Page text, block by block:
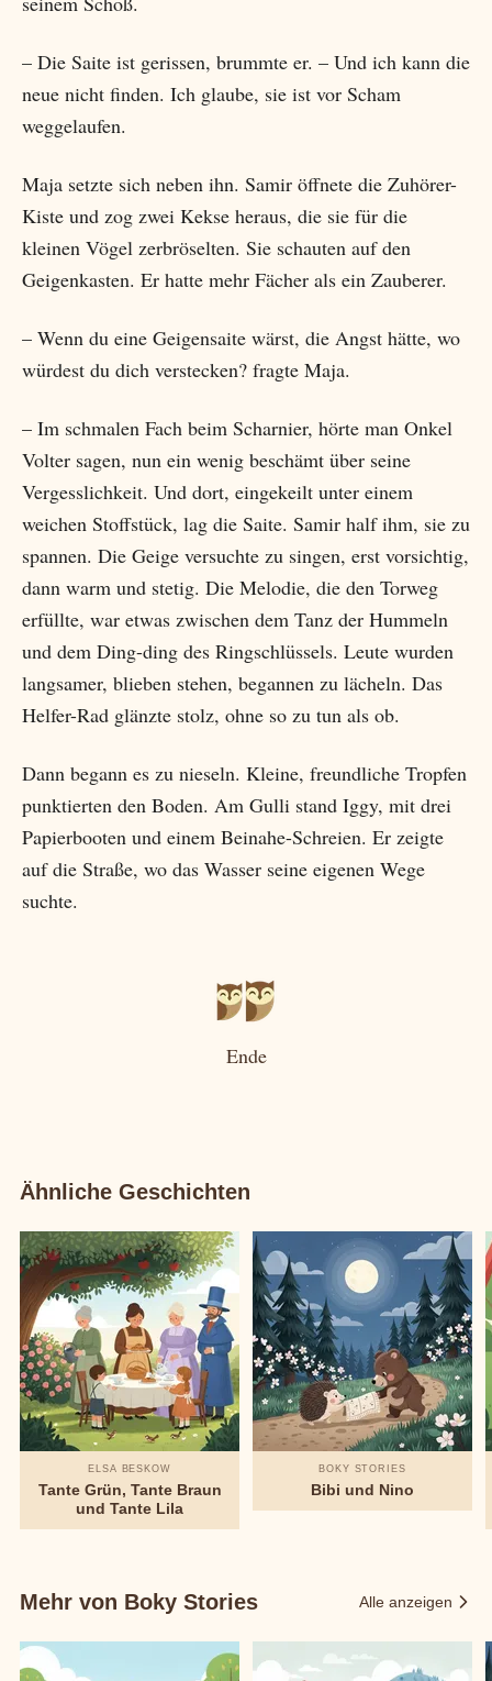
– Die Saite ist gerissen, brummte er. – Und ich kann die
neue nicht finden. Ich glaube, sie ist vor Scham
weggelaufen.
Maja setzte sich neben ihn. Samir öffnete die Zuhörer-
Kiste und zog zwei Kekse heraus, die sie für die
kleinen Vögel zerbröselten. Sie schauten auf den
Geigenkasten. Er hatte mehr Fächer als ein Zauberer.
– Wenn du eine Geigensaite wärst, die Angst hätte, wo
würdest du dich verstecken? fragte Maja.
– Im schmalen Fach beim Scharnier, hörte man Onkel
Volter sagen, nun ein wenig beschämt über seine
Vergesslichkeit. Und dort, eingekeilt unter einem
weichen Stoffstück, lag die Saite. Samir half ihm, sie zu
spannen. Die Geige versuchte zu singen, erst vorsichtig,
dann warm und stetig. Die Melodie, die den Torweg
erfüllte, war etwas zwischen dem Tanz der Hummeln
und dem Ding-ding des Ringschlüssels. Leute wurden
langsamer, blieben stehen, begannen zu lächeln. Das
Helfer-Rad glänzte stolz, ohne so zu tun als ob.
Dann begann es zu nieseln. Kleine, freundliche Tropfen
punktierten den Boden. Am Gulli stand Iggy, mit drei
Papierbooten und einem Beinahe-Schreien. Er zeigte
auf die Straße, wo das Wasser seine eigenen Wege
suchte.
Ende
Ähnliche Geschichten
ELSA BESKOW
Tante Grün, Tante Braun
und Tante Lila
BOKY STORIES
Bibi und Nino
Mehr von Boky Stories Alle anzeigen